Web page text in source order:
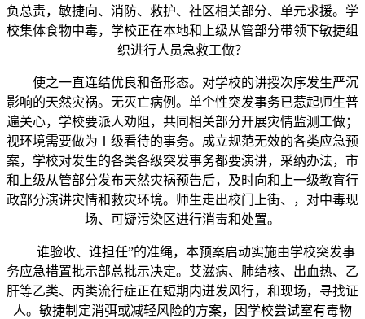
负总责，敏捷向、消防、救护、社区相关部分、单元求援。学
校集体食物中毒，学校正在本地和上级从管部分带领下敏捷组
织进行人员急救工做？
使之一直连结优良和备形态。对学校的讲授次序发生严沉
影响的天然灾祸。无灭亡病例。单个性突发事务已惹起师生普
遍关心，学校要派人劝阻，共同相关部分开展灾情监测工做；
视环境需要做为Ⅰ级看待的事务。成立规范无效的各类应急预
案，学校对发生的各类各级突发事务都要演讲，采纳办法，市
和上级从管部分发布天然灾祸预告后，及时向和上一级教育行
政部分演讲灾情和救灾环境。师生走出校门上街、，对中毒现
场、可疑污染区进行消毒和处置。
谁验收、谁担任”的准绳，本预案启动实施由学校突发事
务应急措置批示部总批示决定。艾滋病、肺结核、出血热、乙
肝等乙类、丙类流行症正在短期内迸发风行，和现场，寻找证
人。敏捷制定消弭或减轻风险的方案，因学校尝试室有毒物